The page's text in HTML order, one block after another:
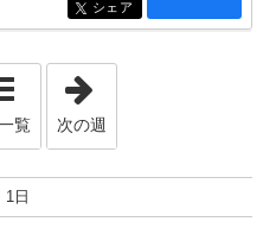
entry1359
シェア
年11月18日 - 2018年11月24日」
覧 次の週
日